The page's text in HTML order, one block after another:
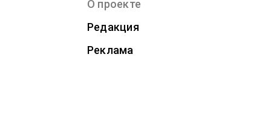
О проекте
Редакция
Реклама